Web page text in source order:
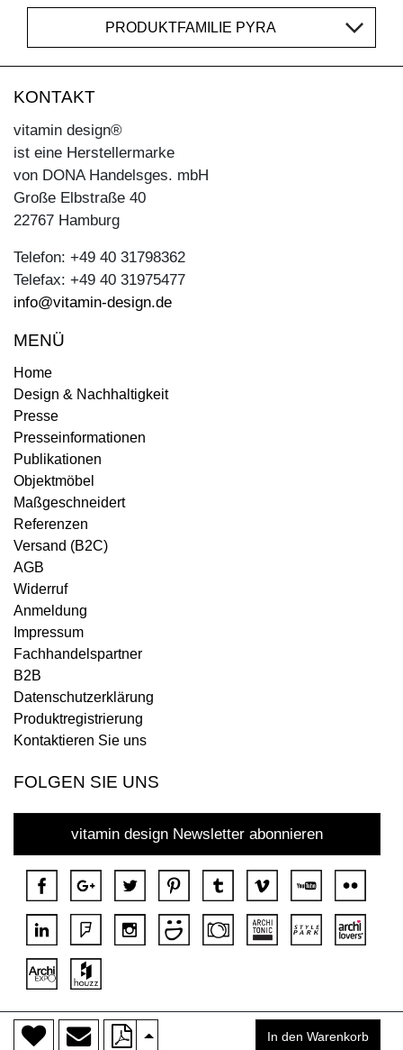
> In den Warenkorb
PRODUKTFAMILIE PYRA
KONTAKT
vitamin design®
ist eine Herstellermarke
von DONA Handelsges. mbH
Große Elbstraße 40
22767 Hamburg
Telefon: +49 40 31798362
Telefax: +49 40 31975477
info@vitamin-design.de
MENÜ
Home
Design & Nachhaltigkeit
Presse
Presseinformationen
Publikationen
Objektmöbel
Maßgeschneidert
Referenzen
Versand (B2C)
AGB
Widerruf
Anmeldung
Impressum
Fachhandelspartner
B2B
Datenschutzerklärung
Produktregistrierung
Kontaktieren Sie uns
FOLGEN SIE UNS
vitamin design Newsletter abonnieren
Copyright © 2018 DONA Alle Rechte vorbehalten.